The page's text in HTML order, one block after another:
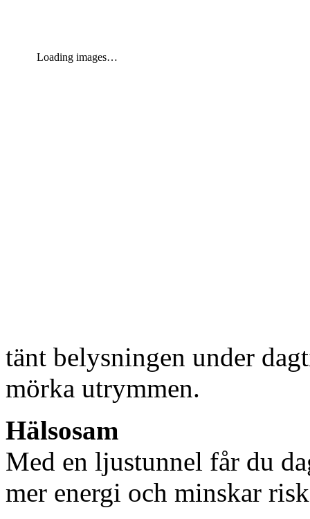
Loading images…
tänt belysningen under
mörka utrymmen.
Hälsosam
Med en ljustunnel får du
mer energi och minskar